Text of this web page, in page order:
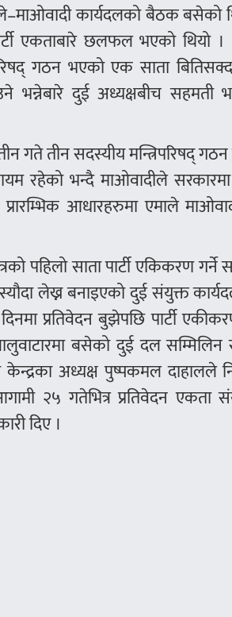
कार्यदलको बैठक बसेको
एकताबारे छलफल भएको थियो
गठन भएको एक साता
भन्नेबारे दुई अध्यक्षबीच सहमती
गते तीन सदस्यीय मन्त्रिपरिषद्
रहेको भन्दै माओवादीले सरकारमा
आधारहरुमा एमाले
पहिलो साता पार्टी एकिकरण गर्ने
लेख्न बनाइएको दुई संयुक्त
प्रतिवेदन बुझेपछि पार्टी
बसेको दुई दल
अध्यक्ष पुष्पकमल दाहालले
२५ गतेभित्र प्रतिवेदन एकता
दिए ।